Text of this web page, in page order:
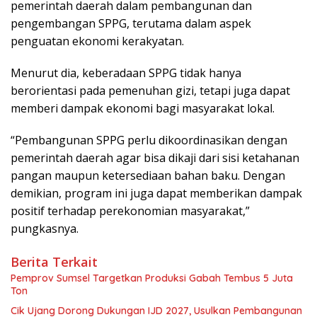
pemerintah daerah dalam pembangunan dan
pengembangan SPPG, terutama dalam aspek
penguatan ekonomi kerakyatan.
Menurut dia, keberadaan SPPG tidak hanya
berorientasi pada pemenuhan gizi, tetapi juga dapat
memberi dampak ekonomi bagi masyarakat lokal.
“Pembangunan SPPG perlu dikoordinasikan dengan
pemerintah daerah agar bisa dikaji dari sisi ketahanan
pangan maupun ketersediaan bahan baku. Dengan
demikian, program ini juga dapat memberikan dampak
positif terhadap perekonomian masyarakat,”
pungkasnya.
Berita Terkait
Pemprov Sumsel Targetkan Produksi Gabah Tembus 5 Juta
Ton
Cik Ujang Dorong Dukungan IJD 2027, Usulkan Pembangunan